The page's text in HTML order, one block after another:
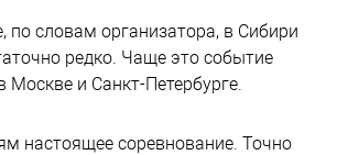
по словам организатора, в Сибири
редко. Чаще это событие
и Санкт-Петербурге.
настоящее соревнование. Точно